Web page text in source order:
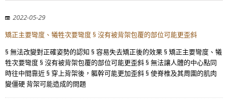
2022-05-29
矯正主要彎度、犧牲次要彎度 § 沒有被背架包覆的部位可能更歪斜
§ 無法改變對正確姿勢的認知 § 容易失去矯正後的效果 § 矯正主要彎度、犧
牲次要彎度 § 沒有被背架包覆的部位可能更歪斜 § 無法讓人體的中心點同
時往中間靠近 § 穿上背架後，軀幹可能更加歪斜 § 使脊椎及其周圍的肌肉
變僵硬 背架可能造成的問題